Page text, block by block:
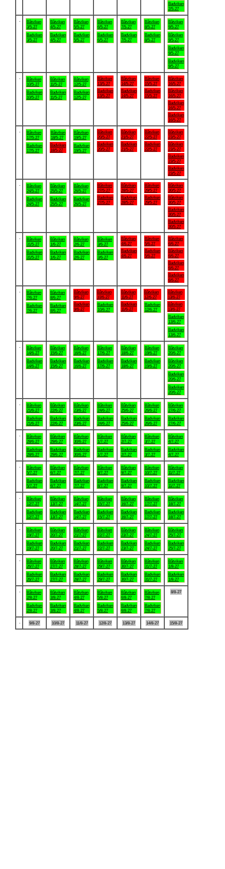
Badviken
2/5-27
Båtviken
3/5-27
Badviken
3/5-27
Båtviken
4/5-27
Badviken
4/5-27
Båtviken
5/5-27
Badviken
5/5-27
Båtviken
6/5-27
Badviken
6/5-27
Båtviken
7/5-27
Badviken
7/5-27
Båtviken
8/5-27
Badviken
8/5-27
Båtviken
9/5-27
Båtviken
9/5-27
Badviken
9/5-27
Badviken
9/5-27
Båtviken
10/5-27
Badviken
10/5-27
Båtviken
11/5-27
Badviken
11/5-27
Båtviken
12/5-27
Badviken
12/5-27
Båtviken
13/5-27
Badviken
13/5-27
Båtviken
14/5-27
Badviken
14/5-27
Båtviken
15/5-27
Badviken
15/5-27
Båtviken
16/5-27
Båtviken
16/5-27
Badviken
16/5-27
Badviken
16/5-27
Båtviken
17/5-27
Badviken
17/5-27
Båtviken
18/5-27
Badviken
18/5-27
Båtviken
19/5-27
Badviken
19/5-27
Båtviken
20/5-27
Badviken
20/5-27
Båtviken
21/5-27
Badviken
21/5-27
Båtviken
22/5-27
Badviken
22/5-27
Båtviken
23/5-27
Båtviken
23/5-27
Badviken
23/5-27
Badviken
23/5-27
Båtviken
24/5-27
Badviken
24/5-27
Båtviken
25/5-27
Badviken
25/5-27
Båtviken
26/5-27
Badviken
26/5-27
Båtviken
27/5-27
Badviken
27/5-27
Båtviken
28/5-27
Badviken
28/5-27
Båtviken
29/5-27
Badviken
29/5-27
Båtviken
30/5-27
Båtviken
30/5-27
Badviken
30/5-27
Badviken
30/5-27
Båtviken
31/5-27
Badviken
31/5-27
Båtviken
1/6-27
Badviken
1/6-27
Båtviken
2/6-27
Badviken
2/6-27
Båtviken
3/6-27
Badviken
3/6-27
Båtviken
4/6-27
Badviken
4/6-27
Båtviken
5/6-27
Badviken
5/6-27
Båtviken
6/6-27
Båtviken
6/6-27
Badviken
6/6-27
Badviken
6/6-27
Båtviken
7/6-27
Badviken
7/6-27
Båtviken
8/6-27
Badviken
8/6-27
Båtviken
9/6-27
Badviken
9/6-27
Båtviken
10/6-27
Badviken
10/6-27
Båtviken
11/6-27
Badviken
11/6-27
Båtviken
12/6-27
Badviken
12/6-27
Båtviken
13/6-27
Båtviken
13/6-27
Badviken
13/6-27
Badviken
13/6-27
Båtviken
14/6-27
Badviken
14/6-27
Båtviken
15/6-27
Badviken
15/6-27
Båtviken
16/6-27
Badviken
16/6-27
Båtviken
17/6-27
Badviken
17/6-27
Båtviken
18/6-27
Badviken
18/6-27
Båtviken
19/6-27
Badviken
19/6-27
Båtviken
20/6-27
Båtviken
20/6-27
Badviken
20/6-27
Badviken
20/6-27
Båtviken
21/6-27
Badviken
21/6-27
Båtviken
22/6-27
Badviken
22/6-27
Båtviken
23/6-27
Badviken
23/6-27
Båtviken
24/6-27
Badviken
24/6-27
Båtviken
25/6-27
Badviken
25/6-27
Båtviken
26/6-27
Badviken
26/6-27
Båtviken
27/6-27
Badviken
27/6-27
Båtviken
28/6-27
Badviken
28/6-27
Båtviken
29/6-27
Badviken
29/6-27
Båtviken
30/6-27
Badviken
30/6-27
Båtviken
1/7-27
Badviken
1/7-27
Båtviken
2/7-27
Badviken
2/7-27
Båtviken
3/7-27
Badviken
3/7-27
Båtviken
4/7-27
Badviken
4/7-27
Båtviken
5/7-27
Badviken
5/7-27
Båtviken
6/7-27
Badviken
6/7-27
Båtviken
7/7-27
Badviken
7/7-27
Båtviken
8/7-27
Badviken
8/7-27
Båtviken
9/7-27
Badviken
9/7-27
Båtviken
10/7-27
Badviken
10/7-27
Båtviken
11/7-27
Badviken
11/7-27
Båtviken
12/7-27
Badviken
12/7-27
Båtviken
13/7-27
Badviken
13/7-27
Båtviken
14/7-27
Badviken
14/7-27
Båtviken
15/7-27
Badviken
15/7-27
Båtviken
16/7-27
Badviken
16/7-27
Båtviken
17/7-27
Badviken
17/7-27
Båtviken
18/7-27
Badviken
18/7-27
Båtviken
19/7-27
Badviken
19/7-27
Båtviken
20/7-27
Badviken
20/7-27
Båtviken
21/7-27
Badviken
21/7-27
Båtviken
22/7-27
Badviken
22/7-27
Båtviken
23/7-27
Badviken
23/7-27
Båtviken
24/7-27
Badviken
24/7-27
Båtviken
25/7-27
Badviken
25/7-27
Båtviken
26/7-27
Badviken
26/7-27
Båtviken
27/7-27
Badviken
27/7-27
Båtviken
28/7-27
Badviken
28/7-27
Båtviken
29/7-27
Badviken
29/7-27
Båtviken
30/7-27
Badviken
30/7-27
Båtviken
31/7-27
Badviken
31/7-27
Båtviken
1/8-27
Badviken
1/8-27
Båtviken
2/8-27
Badviken
2/8-27
Båtviken
3/8-27
Badviken
3/8-27
Båtviken
4/8-27
Badviken
4/8-27
Båtviken
5/8-27
Badviken
5/8-27
Båtviken
6/8-27
Badviken
6/8-27
Båtviken
7/8-27
Badviken
7/8-27
8/8-27
9/8-27 10/8-27 11/8-27 12/8-27 13/8-27 14/8-27 15/8-27